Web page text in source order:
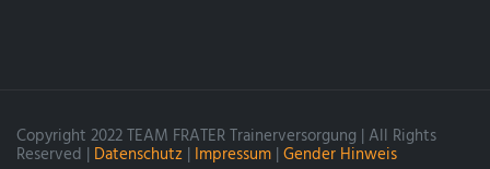
Copyright 2022 TEAM FRATER Trainerversorgung | All Rights
Reserved | Datenschutz | Impressum | Gender Hinweis